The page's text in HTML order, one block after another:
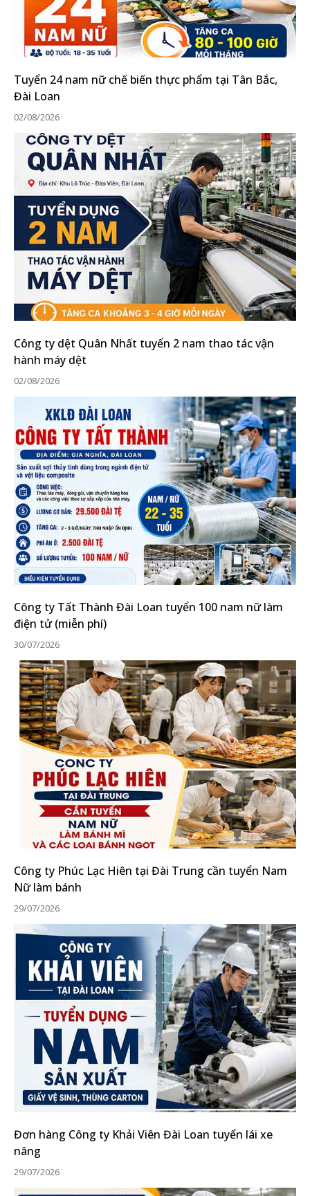
Tuyển 24 nam nữ chế biến thực phẩm tại Tân Bắc,
Đài Loan
02/08/2026
Công ty dệt Quân Nhất tuyển 2 nam thao tác vận
hành máy dệt
02/08/2026
Công ty Tất Thành Đài Loan tuyển 100 nam nữ làm
điện tử (miễn phí)
30/07/2026
Công ty Phúc Lạc Hiên tại Đài Trung cần tuyển Nam
Nữ làm bánh
29/07/2026
Đơn hàng Công ty Khải Viên Đài Loan tuyển lái xe
nâng
29/07/2026